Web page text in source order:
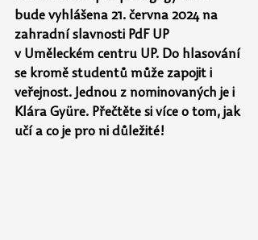
bude vyhlášena 21. června 2024 na
zahradní slavnosti PdF UP
v Uměleckém centru UP. Do hlasování
se kromě studentů může zapojit i
veřejnost. Jednou z nominovaných je i
Klára Gyüre. Přečtěte si více o tom, jak
učí a co je pro ni důležité!